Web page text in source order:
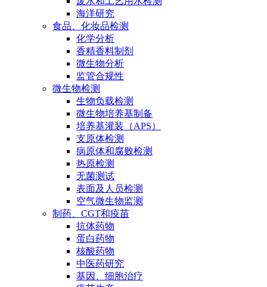
海洋研究
食品、化妆品检测
化学分析
香精香料制剂
微生物分析
监管合规性
微生物检测
生物负载检测
微生物培养基制备
培养基灌装（APS）
支原体检测
病原体和腐败检测
热原检测
无菌测试
表面及人员检测
空气微生物监测
制药、CGT和疫苗
抗体药物
蛋白药物
核酸药物
中医药研究
基因、细胞治疗